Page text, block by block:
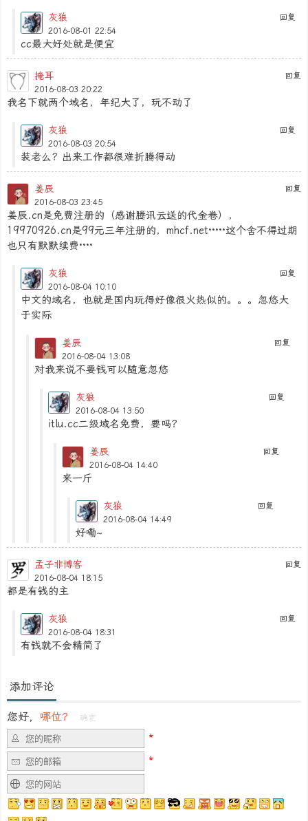
回复
灰狼
2016-08-01 22:54
cc最大好处就是便宜
回复
掩耳
2016-08-03 20:22
我名下就两个域名，年纪大了，玩不动了
回复
灰狼
2016-08-03 20:54
装老么？出来工作都很难折腾得动
回复
姜辰
2016-08-03 23:45
姜辰.cn是免费注册的（感谢腾讯云送的代金卷），
19970926.cn是99元三年注册的，mhcf.net·····这个舍不得过期
也只有默默续费····
回复
灰狼
2016-08-04 10:10
中文的域名，也就是国内玩得好像很火热似的。。。忽悠大
于实际
回复
姜辰
2016-08-04 13:08
对我来说不要钱可以随意忽悠
回复
灰狼
2016-08-04 13:50
itlu.cc二级域名免费，要吗？
回复
姜辰
2016-08-04 14:40
来一斤
回复
灰狼
2016-08-04 14:49
好嘞~
回复
孟子非博客
2016-08-04 18:15
都是有钱的主
回复
灰狼
2016-08-04 18:31
有钱就不会精简了
添加评论
您好， 哪位？ 确定